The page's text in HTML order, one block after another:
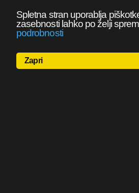
Spletna stran uporablja
zasebnosti lahko po želji
podrobnosti
Zapri